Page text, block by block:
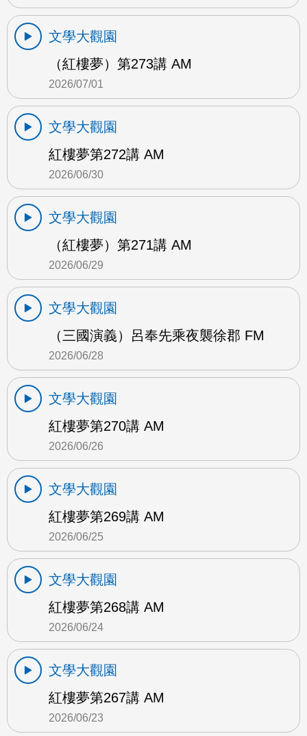
文學大觀園
（紅樓夢）第273講 AM
2026/07/01
文學大觀園
紅樓夢第272講 AM
2026/06/30
文學大觀園
（紅樓夢）第271講 AM
2026/06/29
文學大觀園
（三國演義）呂奉先乘夜襲徐郡 FM
2026/06/28
文學大觀園
紅樓夢第270講 AM
2026/06/26
文學大觀園
紅樓夢第269講 AM
2026/06/25
文學大觀園
紅樓夢第268講 AM
2026/06/24
文學大觀園
紅樓夢第267講 AM
2026/06/23